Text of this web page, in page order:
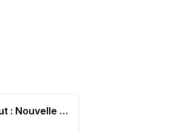
Neo Drift Out : Nouvelle Technologie